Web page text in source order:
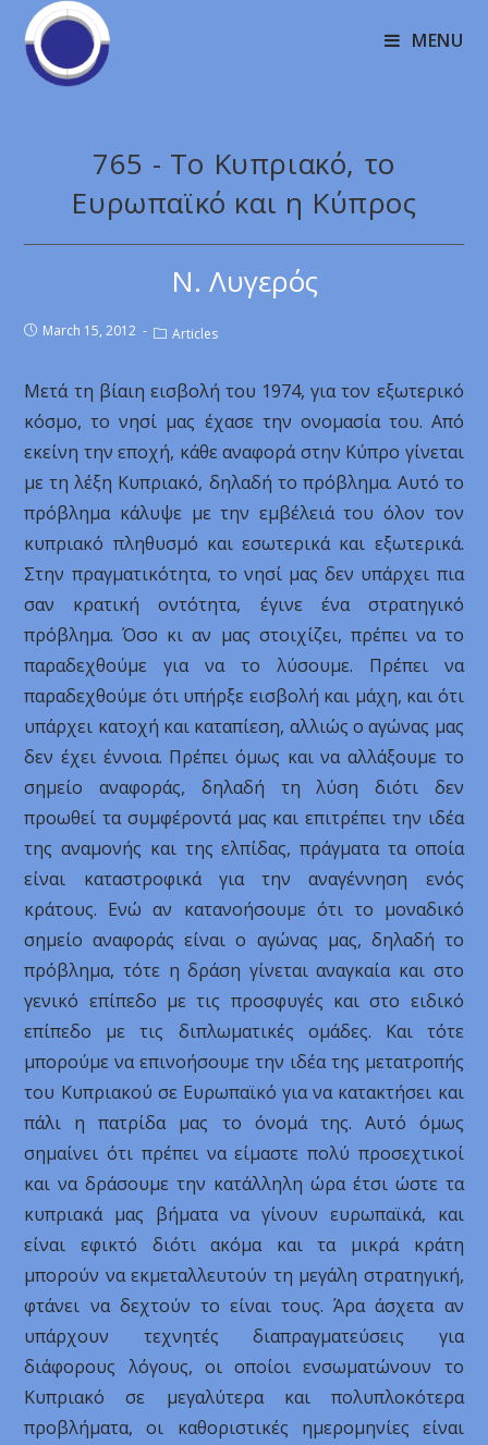
MENU
765 - Το Κυπριακό, το
Ευρωπαϊκό και η Κύπρος
Ν. Λυγερός
March 15, 2012 Articles
Μετά τη βίαιη εισβολή του 1974, για τον εξωτερικό
κόσμο, το νησί μας έχασε την ονομασία του. Από
εκείνη την εποχή, κάθε αναφορά στην Κύπρο γίνεται
με τη λέξη Κυπριακό, δηλαδή το πρόβλημα. Αυτό το
πρόβλημα κάλυψε με την εμβέλειά του όλον τον
κυπριακό πληθυσμό και εσωτερικά και εξωτερικά.
Στην πραγματικότητα, το νησί μας δεν υπάρχει πια
σαν κρατική οντότητα, έγινε ένα στρατηγικό
πρόβλημα. Όσο κι αν μας στοιχίζει, πρέπει να το
παραδεχθούμε για να το λύσουμε. Πρέπει να
παραδεχθούμε ότι υπήρξε εισβολή και μάχη, και ότι
υπάρχει κατοχή και καταπίεση, αλλιώς ο αγώνας μας
δεν έχει έννοια. Πρέπει όμως και να αλλάξουμε το
σημείο αναφοράς, δηλαδή τη λύση διότι δεν
προωθεί τα συμφέροντά μας και επιτρέπει την ιδέα
της αναμονής και της ελπίδας, πράγματα τα οποία
είναι καταστροφικά για την αναγέννηση ενός
κράτους. Ενώ αν κατανοήσουμε ότι το μοναδικό
σημείο αναφοράς είναι ο αγώνας μας, δηλαδή το
πρόβλημα, τότε η δράση γίνεται αναγκαία και στο
γενικό επίπεδο με τις προσφυγές και στο ειδικό
επίπεδο με τις διπλωματικές ομάδες. Και τότε
μπορούμε να επινοήσουμε την ιδέα της μετατροπής
του Κυπριακού σε Ευρωπαϊκό για να κατακτήσει και
πάλι η πατρίδα μας το όνομά της. Αυτό όμως
σημαίνει ότι πρέπει να είμαστε πολύ προσεχτικοί
και να δράσουμε την κατάλληλη ώρα έτσι ώστε τα
κυπριακά μας βήματα να γίνουν ευρωπαϊκά, και
είναι εφικτό διότι ακόμα και τα μικρά κράτη
μπορούν να εκμεταλλευτούν τη μεγάλη στρατηγική,
φτάνει να δεχτούν το είναι τους. Άρα άσχετα αν
υπάρχουν τεχνητές διαπραγματεύσεις για
διάφορους λόγους, οι οποίοι ενσωματώνουν το
Κυπριακό σε μεγαλύτερα και πολυπλοκότερα
προβλήματα, οι καθοριστικές ημερομηνίες είναι